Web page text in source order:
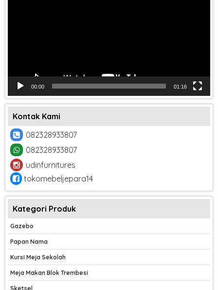
00:00 01:16
Kontak Kami
082328933807
082328933807
udinfurnitures
tokomebeljepara14
Kategori Produk
Gazebo
Papan Nama
Kursi Meja Sekolah
Meja Makan Blok Trembesi
Sketsel